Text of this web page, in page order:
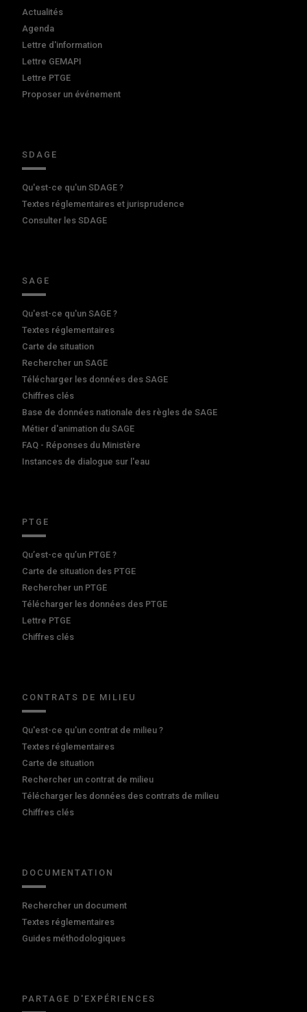
Actualités
Agenda
Lettre d'information
Lettre GEMAPI
Lettre PTGE
Proposer un événement
SDAGE
Qu'est-ce qu'un SDAGE ?
Textes réglementaires et jurisprudence
Consulter les SDAGE
SAGE
Qu'est-ce qu'un SAGE ?
Textes réglementaires
Carte de situation
Rechercher un SAGE
Télécharger les données des SAGE
Chiffres clés
Base de données nationale des règles de SAGE
Métier d'animation du SAGE
FAQ - Réponses du Ministère
Instances de dialogue sur l'eau
PTGE
Qu’est-ce qu’un PTGE ?
Carte de situation des PTGE
Rechercher un PTGE
Télécharger les données des PTGE
Lettre PTGE
Chiffres clés
CONTRATS DE MILIEU
Qu'est-ce qu'un contrat de milieu ?
Textes réglementaires
Carte de situation
Rechercher un contrat de milieu
Télécharger les données des contrats de milieu
Chiffres clés
DOCUMENTATION
Rechercher un document
Textes réglementaires
Guides méthodologiques
PARTAGE D'EXPÉRIENCES